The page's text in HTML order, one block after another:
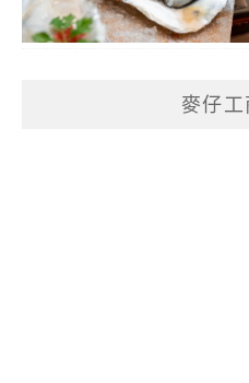
麥仔工